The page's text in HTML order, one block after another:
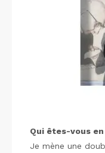
Qui êtes-vous
Je mène une